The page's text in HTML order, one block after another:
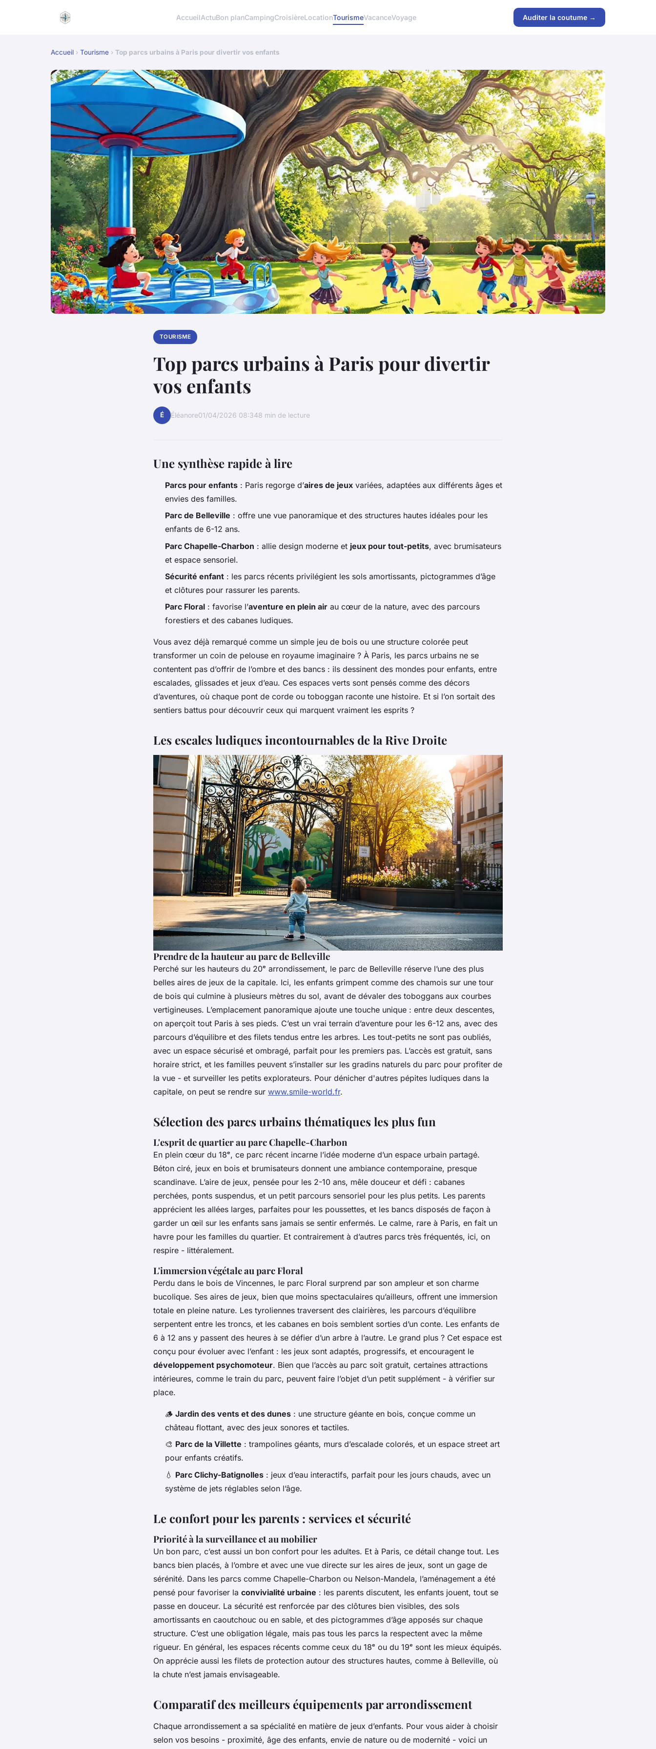
AccueilActuBon planCampingCroisièreLocationTourismeVacanceVoyage Auditer la coutume →
Accueil › Tourisme › Top parcs urbains à Paris pour divertir vos enfants
TOURISME
Top parcs urbains à Paris pour divertir
vos enfants
É Éléanore01/04/2026 08:348 min de lecture
Une synthèse rapide à lire
Parcs pour enfants : Paris regorge d’aires de jeux variées, adaptées aux différents âges et
envies des familles.
Parc de Belleville : offre une vue panoramique et des structures hautes idéales pour les
enfants de 6-12 ans.
Parc Chapelle-Charbon : allie design moderne et jeux pour tout-petits, avec brumisateurs
et espace sensoriel.
Sécurité enfant : les parcs récents privilégient les sols amortissants, pictogrammes d’âge
et clôtures pour rassurer les parents.
Parc Floral : favorise l’aventure en plein air au cœur de la nature, avec des parcours
forestiers et des cabanes ludiques.
Vous avez déjà remarqué comme un simple jeu de bois ou une structure colorée peut
transformer un coin de pelouse en royaume imaginaire ? À Paris, les parcs urbains ne se
contentent pas d’offrir de l’ombre et des bancs : ils dessinent des mondes pour enfants, entre
escalades, glissades et jeux d’eau. Ces espaces verts sont pensés comme des décors
d’aventures, où chaque pont de corde ou toboggan raconte une histoire. Et si l’on sortait des
sentiers battus pour découvrir ceux qui marquent vraiment les esprits ?
Les escales ludiques incontournables de la Rive Droite
Prendre de la hauteur au parc de Belleville
Perché sur les hauteurs du 20ᵉ arrondissement, le parc de Belleville réserve l’une des plus
belles aires de jeux de la capitale. Ici, les enfants grimpent comme des chamois sur une tour
de bois qui culmine à plusieurs mètres du sol, avant de dévaler des toboggans aux courbes
vertigineuses. L’emplacement panoramique ajoute une touche unique : entre deux descentes,
on aperçoit tout Paris à ses pieds. C’est un vrai terrain d’aventure pour les 6-12 ans, avec des
parcours d’équilibre et des filets tendus entre les arbres. Les tout-petits ne sont pas oubliés,
avec un espace sécurisé et ombragé, parfait pour les premiers pas. L’accès est gratuit, sans
horaire strict, et les familles peuvent s’installer sur les gradins naturels du parc pour profiter de
la vue - et surveiller les petits explorateurs. Pour dénicher d'autres pépites ludiques dans la
capitale, on peut se rendre sur www.smile-world.fr.
Sélection des parcs urbains thématiques les plus fun
L'esprit de quartier au parc Chapelle-Charbon
En plein cœur du 18ᵉ, ce parc récent incarne l’idée moderne d’un espace urbain partagé.
Béton ciré, jeux en bois et brumisateurs donnent une ambiance contemporaine, presque
scandinave. L’aire de jeux, pensée pour les 2-10 ans, mêle douceur et défi : cabanes
perchées, ponts suspendus, et un petit parcours sensoriel pour les plus petits. Les parents
apprécient les allées larges, parfaites pour les poussettes, et les bancs disposés de façon à
garder un œil sur les enfants sans jamais se sentir enfermés. Le calme, rare à Paris, en fait un
havre pour les familles du quartier. Et contrairement à d’autres parcs très fréquentés, ici, on
respire - littéralement.
L'immersion végétale au parc Floral
Perdu dans le bois de Vincennes, le parc Floral surprend par son ampleur et son charme
bucolique. Ses aires de jeux, bien que moins spectaculaires qu’ailleurs, offrent une immersion
totale en pleine nature. Les tyroliennes traversent des clairières, les parcours d’équilibre
serpentent entre les troncs, et les cabanes en bois semblent sorties d’un conte. Les enfants de
6 à 12 ans y passent des heures à se défier d’un arbre à l’autre. Le grand plus ? Cet espace est
conçu pour évoluer avec l’enfant : les jeux sont adaptés, progressifs, et encouragent le
développement psychomoteur. Bien que l’accès au parc soit gratuit, certaines attractions
intérieures, comme le train du parc, peuvent faire l’objet d’un petit supplément - à vérifier sur
place.
🪵 Jardin des vents et des dunes : une structure géante en bois, conçue comme un
château flottant, avec des jeux sonores et tactiles.
🎨 Parc de la Villette : trampolines géants, murs d’escalade colorés, et un espace street art
pour enfants créatifs.
💧 Parc Clichy-Batignolles : jeux d’eau interactifs, parfait pour les jours chauds, avec un
système de jets réglables selon l’âge.
Le confort pour les parents : services et sécurité
Priorité à la surveillance et au mobilier
Un bon parc, c’est aussi un bon confort pour les adultes. Et à Paris, ce détail change tout. Les
bancs bien placés, à l’ombre et avec une vue directe sur les aires de jeux, sont un gage de
sérénité. Dans les parcs comme Chapelle-Charbon ou Nelson-Mandela, l’aménagement a été
pensé pour favoriser la convivialité urbaine : les parents discutent, les enfants jouent, tout se
passe en douceur. La sécurité est renforcée par des clôtures bien visibles, des sols
amortissants en caoutchouc ou en sable, et des pictogrammes d’âge apposés sur chaque
structure. C’est une obligation légale, mais pas tous les parcs la respectent avec la même
rigueur. En général, les espaces récents comme ceux du 18ᵉ ou du 19ᵉ sont les mieux équipés.
On apprécie aussi les filets de protection autour des structures hautes, comme à Belleville, où
la chute n’est jamais envisageable.
Comparatif des meilleurs équipements par arrondissement
Chaque arrondissement a sa spécialité en matière de jeux d’enfants. Pour vous aider à choisir
selon vos besoins - proximité, âge des enfants, envie de nature ou de modernité - voici un